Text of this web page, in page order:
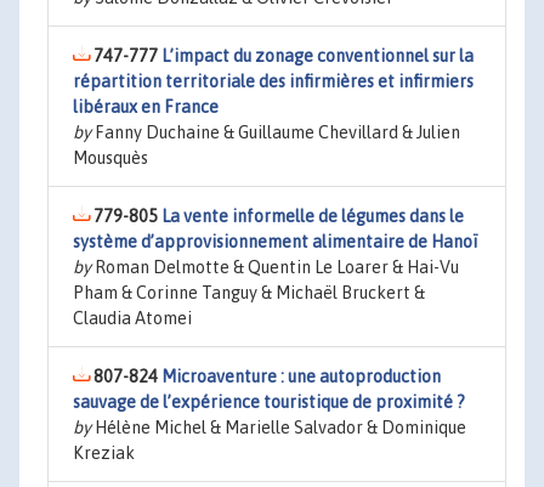
747-777 L’impact du zonage conventionnel sur la
répartition territoriale des infirmières et infirmiers
libéraux en France
byFanny Duchaine & Guillaume Chevillard & Julien
Mousquès
779-805 La vente informelle de légumes dans le
système d’approvisionnement alimentaire de Hanoï
byRoman Delmotte & Quentin Le Loarer & Hai-Vu
Pham & Corinne Tanguy & Michaël Bruckert &
Claudia Atomei
807-824 Microaventure : une autoproduction
sauvage de l’expérience touristique de proximité ?
byHélène Michel & Marielle Salvador & Dominique
Kreziak